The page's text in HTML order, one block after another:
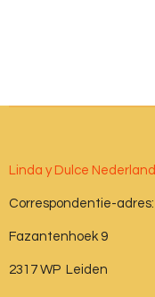
Linda y Dulce Nederland
Correspondentie-adres:
Fazantenhoek 9
2317 WP Leiden